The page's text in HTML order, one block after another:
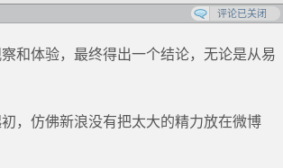
评论已关闭
和体验，最终得出一个结论，无论是从易
，仿佛新浪没有把太大的精力放在微博